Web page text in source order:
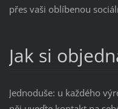
přes vaši oblíbenou
Jak si
Jednoduše: u každého